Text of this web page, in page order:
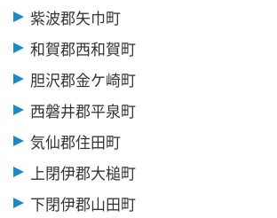
紫波郡矢巾町
和賀郡西和賀町
胆沢郡金ケ崎町
西磐井郡平泉町
気仙郡住田町
上閉伊郡大槌町
下閉伊郡山田町